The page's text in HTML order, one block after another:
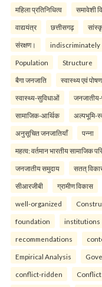
महिला प्रतिनिधित्व समावेशी
वाद्ययंत्र छत्तीसगढ़
संरक्षण। indiscriminately
Population Structure
बैगा जनजाति स्वास्थ्य एवं पोषण
स्वास्थ्य-सुविधाओं जनजातीय-
सामाजिक-आर्थिक अल्पभूमि-
अनुसूचित जनजातियाँ पन्ना
महत्व: वर्तमान भारतीय सामाजिक
जनजातीय समुदाय सतत्
सीआरजीबी ग्रामीण विकास
well-organized
foundation institutions
recommendations
Empirical Analysis
conflict-ridden Conflict